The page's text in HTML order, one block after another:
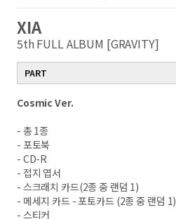
XIA
5th FULL ALBUM [GRAVITY]
PART
Cosmic Ver.
- 총 1종
- 포토북
- CD-R
- 접지 엽서
- 스크래치 카드(2종 중 랜덤 1)
- 메세지 카드 - 포토카드 (2종 중 랜덤 1)
- 스티커